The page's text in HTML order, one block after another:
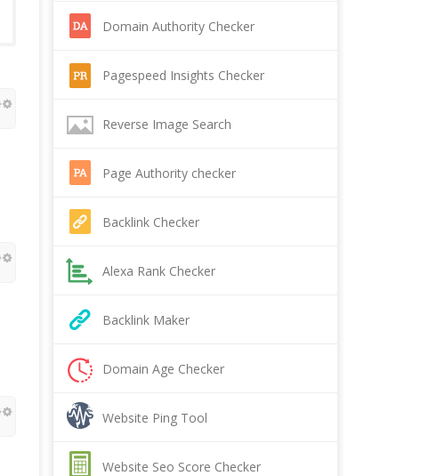
Domain Authority Checker
Pagespeed Insights Checker
Reverse Image Search
Page Authority checker
Backlink Checker
Alexa Rank Checker
Backlink Maker
Domain Age Checker
Website Ping Tool
Website Seo Score Checker